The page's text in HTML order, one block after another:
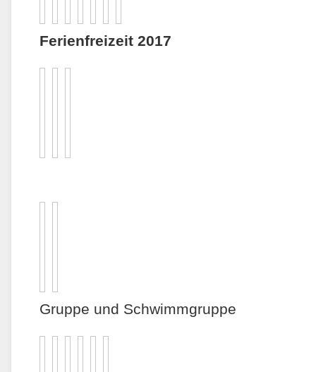
Ferienfreizeit 2017
Gruppe und Schwimmgruppe